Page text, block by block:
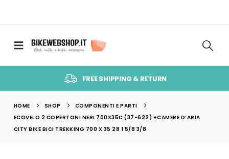
FREE SHIPPING & RETURN
HOME SHOP
COMPONENTI E PARTI
ECOVELO 2 COPERTONI NERI 700X35C (37-622) +CAMERE D’ARIA
CITY BIKE BICI TREKKING 700 X 35 28 1 5/8 3/8